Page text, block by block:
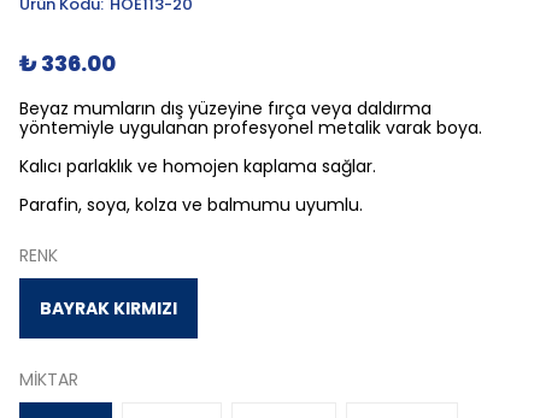
₺ 336.00
Beyaz mumların dış yüzeyine fırça veya daldırma
yöntemiyle uygulanan profesyonel metalik varak boya.
Kalıcı parlaklık ve homojen kaplama sağlar.
Parafin, soya, kolza ve balmumu uyumlu.
RENK
BAYRAK KIRMIZI
MİKTAR